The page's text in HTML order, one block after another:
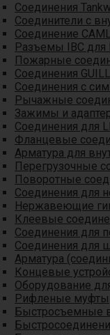
Соединения
Соединители с
Соединение
Разъемы IBC для
Пожарные
Соединения
Соединения с
Рычажные
Зажимы и
Соединения для
Фланцевые
Арматура для
Перегрузочные
Поворотные
Соединения для
Нержавеющие
Клеевые
Соединения для
Cоединения для
Арматура
Концевые
Оборудование
Рифленые муфты
Быстросъемные